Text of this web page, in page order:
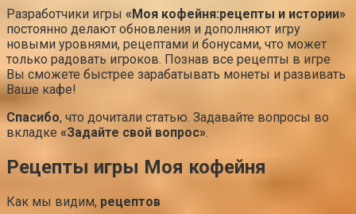
Разработчики игры «Моя кофейня:рецепты и истории»
постоянно делают обновления и дополняют игру
новыми уровнями, рецептами и бонусами, что может
только радовать игроков. Познав все рецепты в игре
Вы сможете быстрее зарабатывать монеты и развивать
Ваше кафе!
Спасибо, что дочитали статью. Задавайте вопросы во
вкладке «Задайте свой вопрос».
Рецепты игры Моя кофейня
Как мы видим, рецептов